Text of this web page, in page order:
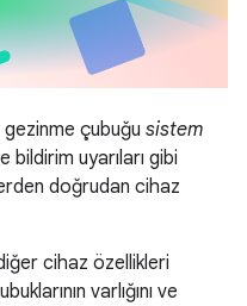
gezinme çubuğu sistem
uyarıları gibi
doğrudan cihaz
cihaz özellikleri
varlığını ve